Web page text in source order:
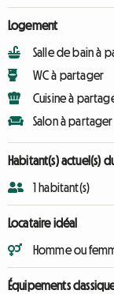
Logement
Salle de bain à
WC à partager
Cuisine à
Salon à partager
Habitant(s) actuel(s)
1 habitant(s)
Locataire idéal
Homme ou
Équipements